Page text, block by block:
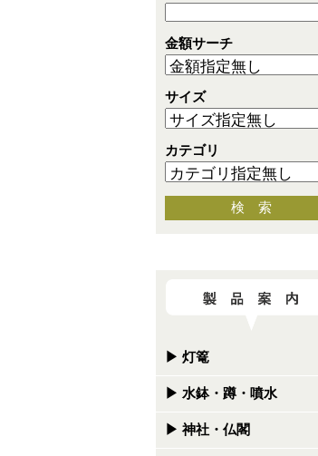
金額サーチ
サイズ
カテゴリ
検 索
▶ 灯篭
▶ 水鉢・蹲・噴水
▶ 神社・仏閣